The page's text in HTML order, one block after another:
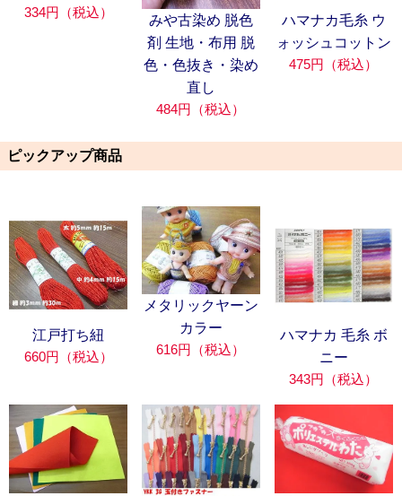
334円（税込）
みや古染め 脱色
剤 生地・布用 脱
色・色抜き・染め
直し
484円（税込）
ハマナカ毛糸 ウ
ォッシュコットン
475円（税込）
ピックアップ商品
江戸打ち紐
660円（税込）
メタリックヤーン
カラー
616円（税込）
ハマナカ 毛糸 ボ
ニー
343円（税込）